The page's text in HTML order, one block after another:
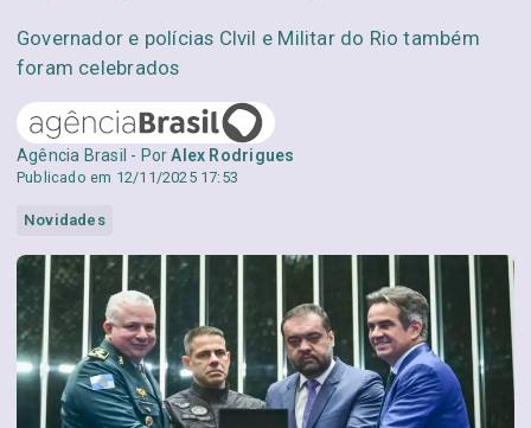
Governador e polícias CIvil e Militar do Rio também
foram celebrados
Agência Brasil - PorAlex Rodrigues
Publicado em 12/11/2025 17:53
Novidades